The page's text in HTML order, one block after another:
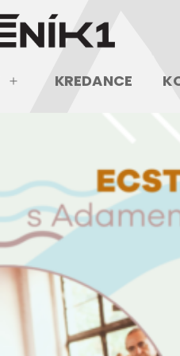
OtevřítKREDANCE